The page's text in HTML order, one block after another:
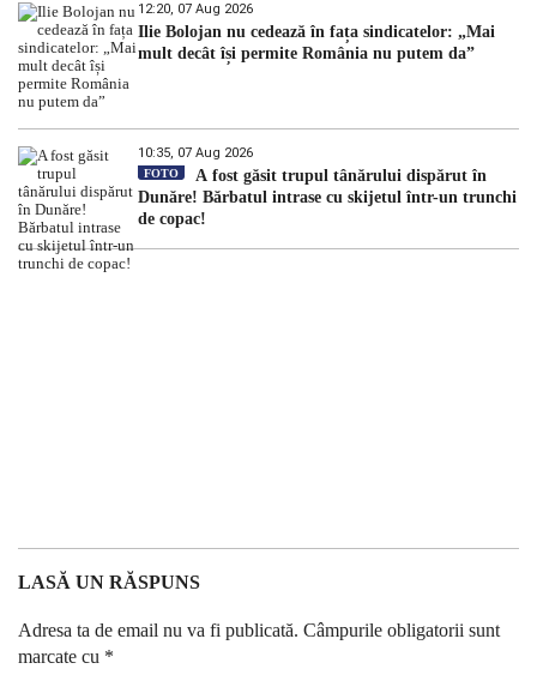
12:20, 07 Aug 2026
Ilie Bolojan nu cedează în fața sindicatelor: „Mai
mult decât își permite România nu putem da”
10:35, 07 Aug 2026
FOTO
A fost găsit trupul tânărului dispărut în
Dunăre! Bărbatul intrase cu skijetul într-un trunchi
de copac!
LASĂ UN RĂSPUNS
Adresa ta de email nu va fi publicată. Câmpurile obligatorii sunt
marcate cu *